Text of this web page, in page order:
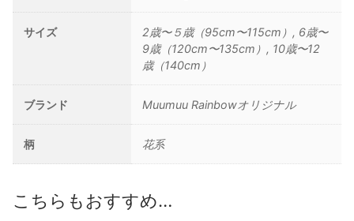
サイズ
2歳〜５歳（95cm〜115cm）, 6歳〜
9歳（120cm〜135cm）, 10歳〜12
歳（140cm）
ブランド Muumuu Rainbowオリジナル
柄 花系
こちらもおすすめ…